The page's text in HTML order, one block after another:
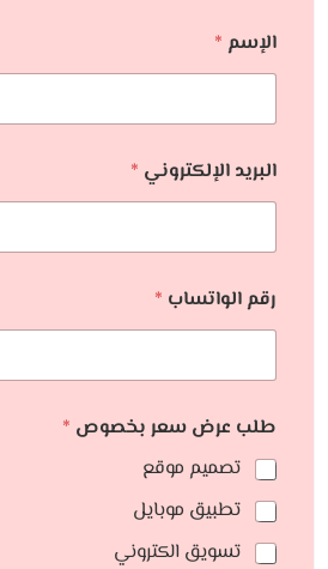
الإسم *
البريد الإلكتروني *
رقم الواتساب *
طلب عرض سعر بخصوص *
تصميم موقع
تطبيق موبايل
تسويق الكتروني